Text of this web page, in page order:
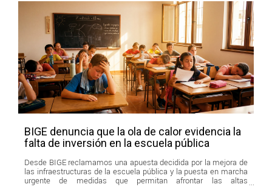
BIGE denuncia que la ola de calor evidencia la
falta de inversión en la escuela pública
Desde BIGE reclamamos una apuesta decidida por la mejora de
las infraestructuras de la escuela pública y la puesta en marcha
urgente de medidas que permitan afrontar las altas